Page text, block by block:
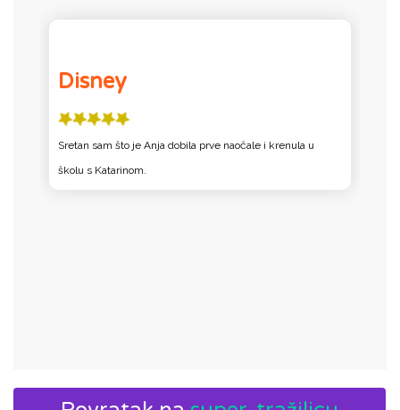
Disney
Sretan sam što je Anja dobila prve naočale i krenula u
školu s Katarinom.